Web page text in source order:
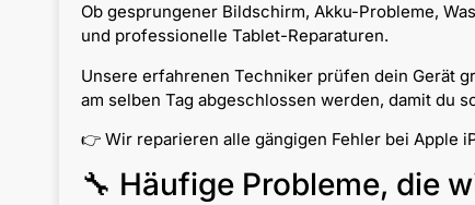
Ob gesprungener Bildschirm, Akku-Probleme,
und professionelle Tablet-Reparaturen.
Unsere erfahrenen Techniker prüfen dein Gerät
am selben Tag abgeschlossen werden, damit du
👉 Wir reparieren alle gängigen Fehler bei Apple
🔧 Häufige Probleme, die